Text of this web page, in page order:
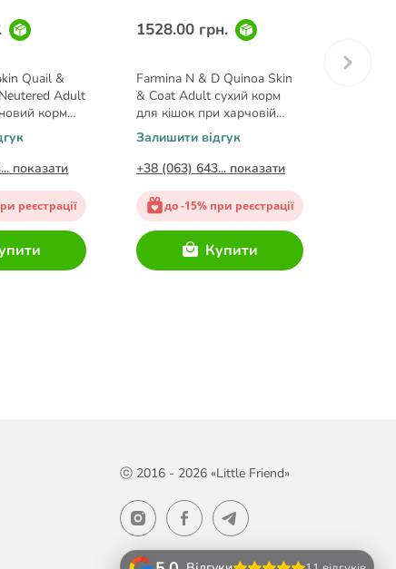
Quail &
Adult
корм
кішок з
гарбузом 0,3
показати
реєстрації
1528.00 грн.
Farmina N & D Quinoa Skin
& Coat Adult сухий корм
для кішок при харчовій
алергії з перепілкою і кіноа
1,5 кг
Залишити відгук
+38 (063) 643... показати
до -15% при реєстрації
Купити
ⓒ 2016 - 2026 «Little Friend»